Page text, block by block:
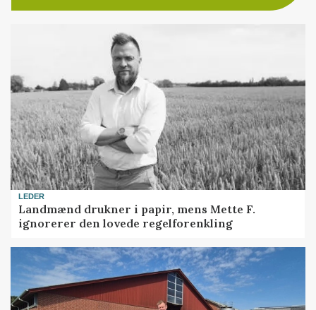
LEDER
Landmænd drukner i papir, mens Mette F.
ignorerer den lovede regelforenkling